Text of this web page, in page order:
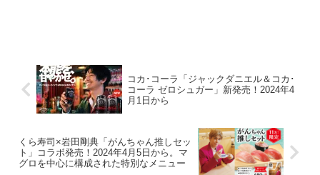
コカ･コーラ「ジャックダニエル＆コカ･
コーラ ゼロシュガー」新発売！2024年4
月1日から
くら寿司×岩田剛典「がんちゃん推しセッ
ト」コラボ発売！2024年4月5日から。マ
グロを中心に構成された特別なメニュー